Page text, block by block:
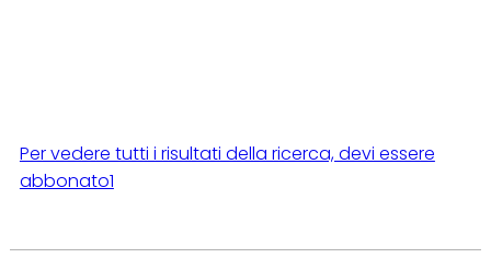
Per vedere tutti i risultati della ricerca, devi essere
abbonato1